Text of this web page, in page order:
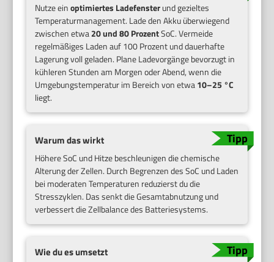
Nutze einoptimiertes Ladefensterund gezieltes
Temperaturmanagement. Lade den Akku überwiegend
zwischen etwa20 und 80 ProzentSoC. Vermeide
regelmäßiges Laden auf 100 Prozent und dauerhafte
Lagerung voll geladen. Plane Ladevorgänge bevorzugt in
kühleren Stunden am Morgen oder Abend, wenn die
Umgebungstemperatur im Bereich von etwa10–25 °C
liegt.
Warum das wirkt
Höhere SoC und Hitze beschleunigen die chemische
Alterung der Zellen. Durch Begrenzen des SoC und Laden
bei moderaten Temperaturen reduzierst du die
Stresszyklen. Das senkt die Gesamtabnutzung und
verbessert die Zellbalance des Batteriesystems.
Wie du es umsetzt